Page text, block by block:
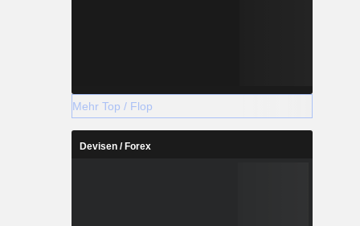
Mehr Top / Flop
Devisen / Forex